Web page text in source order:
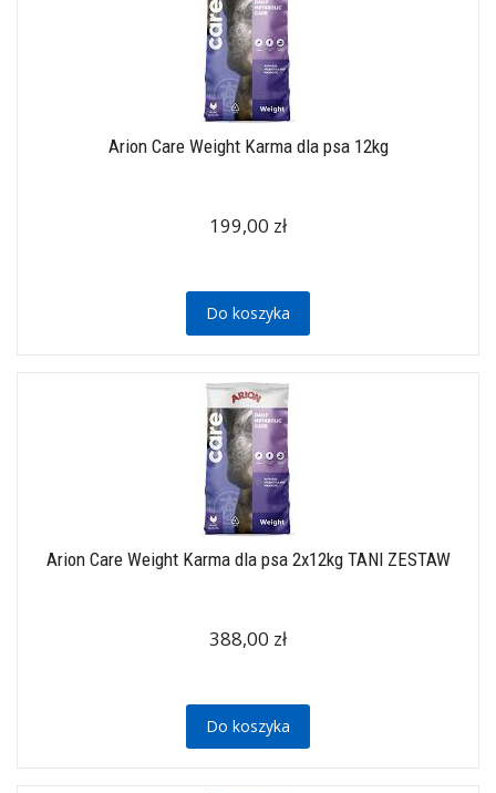
Arion Care Weight Karma dla psa 12kg
199,00 zł
Do koszyka
Arion Care Weight Karma dla psa 2x12kg TANI ZESTAW
388,00 zł
Do koszyka